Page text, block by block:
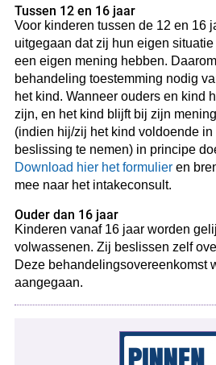
Tussen 12 en 16 jaar
Voor kinderen tussen de 12 en 16
uitgegaan dat zij hun eigen
een eigen mening hebben.
behandeling toestemming nodig
het kind. Wanneer ouders en kind
zijn, en het kind blijft bij zijn
(indien hij/zij het kind voldoende in
beslissing te nemen) in principe
Download hier het formulieren
mee naar het intakeconsult.
Ouder dan 16 jaar
Kinderen vanaf 16 jaar worden
volwassenen. Zij beslissen zelf
Deze behandelingsovereenkomst
aangegaan.